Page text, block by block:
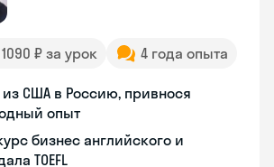
₽ за урок 4 года опыта
из США в Россию, привнося
опыт
бизнес английского и
TOEFL